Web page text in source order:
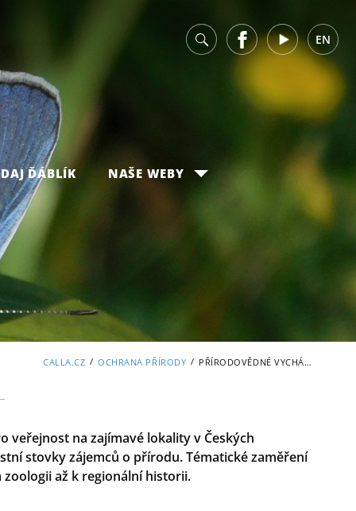
v FacebookYoutube EN
ĎÁBLÍK NAŠE WEBY
CALLA.CZ / OCHRANA PŘÍRODY / PŘÍRODOVĚDNÉ VYCHÁZKY
veřejnost na zajímavé lokality v Českých
stovky zájemců o přírodu. Tématické zaměření
až k regionální historii.